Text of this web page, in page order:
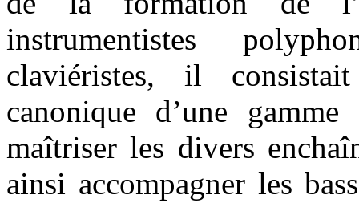
instrumentistes
claviéristes, il
canonique d’une
maîtriser les divers
ainsi accompagner les